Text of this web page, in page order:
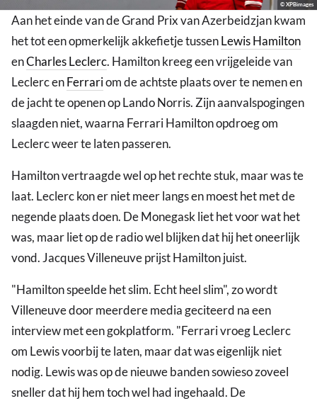
© XPBimages
Aan het einde van de Grand Prix van Azerbeidzjan kwam
het tot een opmerkelijk akkefietje tussenLewis Hamilton
enCharles Leclerc. Hamilton kreeg een vrijgeleide van
Leclerc enFerrariom de achtste plaats over te nemen en
de jacht te openen op Lando Norris. Zijn aanvalspogingen
slaagden niet, waarna Ferrari Hamilton opdroeg om
Leclerc weer te laten passeren.
Hamilton vertraagde wel op het rechte stuk, maar was te
laat. Leclerc kon er niet meer langs en moest het met de
negende plaats doen. De Monegask liet het voor wat het
was, maar liet op de radio wel blijken dat hij het oneerlijk
vond. Jacques Villeneuve prijst Hamilton juist.
"Hamilton speelde het slim. Echt heel slim", zo wordt
Villeneuve door meerdere media geciteerd na een
interview met een gokplatform. "Ferrari vroeg Leclerc
om Lewis voorbij te laten, maar dat was eigenlijk niet
nodig. Lewis was op de nieuwe banden sowieso zoveel
sneller dat hij hem toch wel had ingehaald. De